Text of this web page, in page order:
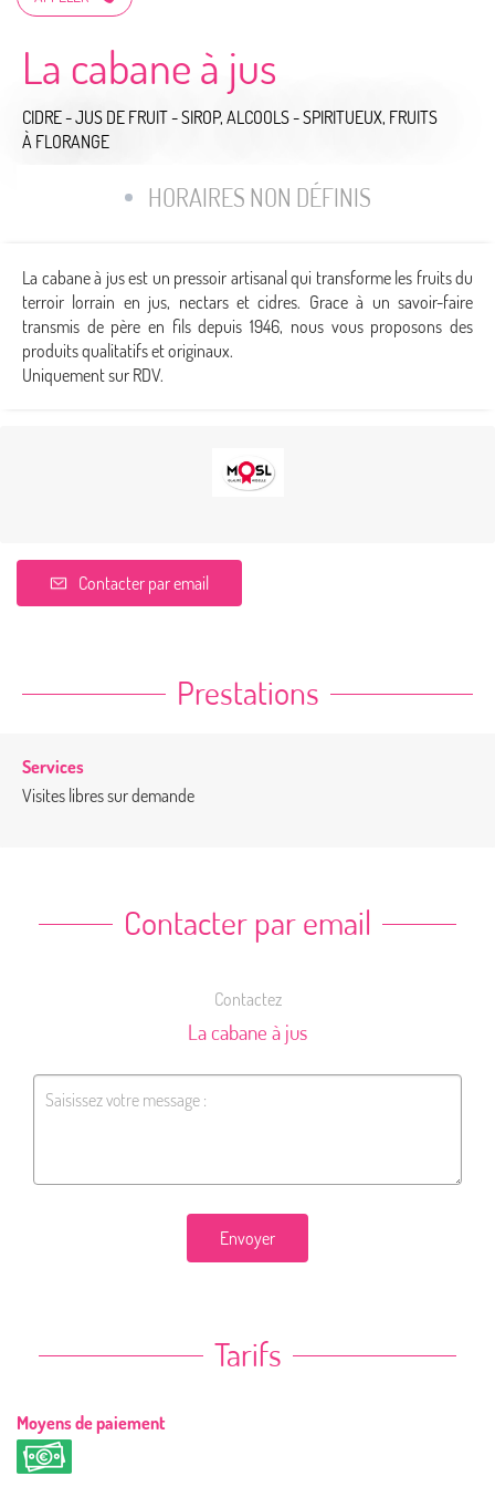
La cabane à jus
CIDRE - JUS DE FRUIT - SIROP, ALCOOLS - SPIRITUEUX, FRUITS
À FLORANGE
HORAIRES NON DÉFINIS
La cabane à jus est un pressoir artisanal qui transforme les fruits du
terroir lorrain en jus, nectars et cidres. Grace à un savoir-faire
transmis de père en fils depuis 1946, nous vous proposons des
produits qualitatifs et originaux.
Uniquement sur RDV.
Contacter par email
Prestations
Services
Visites libres sur demande
Contacter par email
Contactez
La cabane à jus
Envoyer
Tarifs
Moyens de paiement